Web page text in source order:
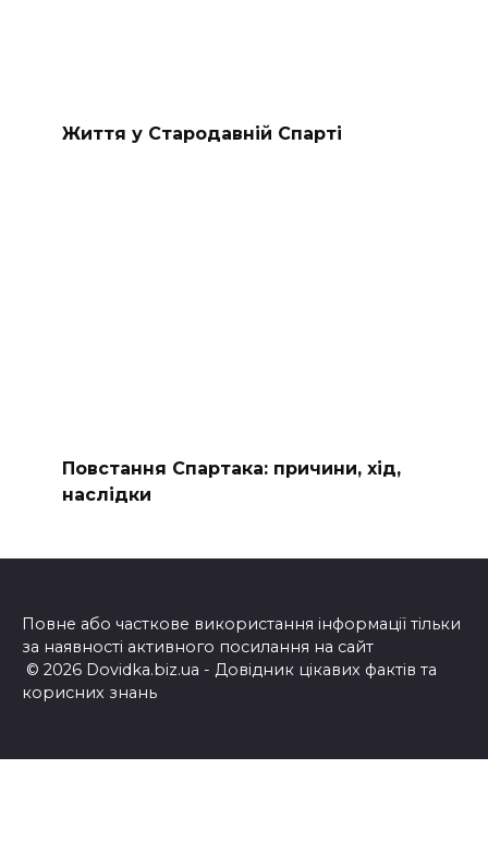
Життя у Стародавній Спарті
Повстання Спартака: причини, хід,
наслідки
Повне або часткове використання інформації тільки
за наявності активного посилання на сайт
© 2026 Dovidka.biz.ua - Довідник цікавих фактів та
корисних знань